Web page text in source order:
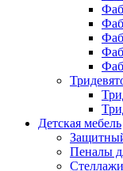
Детская мебель
Пеналы